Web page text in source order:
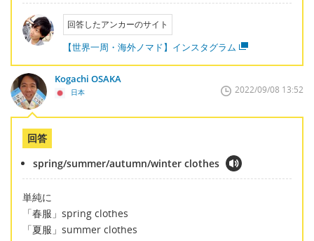
回答したアンカーのサイト
【世界一周・海外ノマド】インスタグラム
Kogachi OSAKA
日本 2022/09/08 13:52
回答
spring/summer/autumn/winter clothes
単純に
「春服」spring clothes
「夏服」summer clothes